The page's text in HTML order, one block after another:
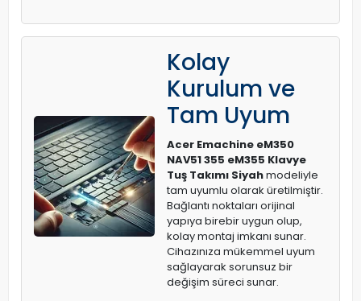
Kolay
Kurulum ve
Tam Uyum
Acer Emachine eM350
NAV51 355 eM355 Klavye
Tuş Takımı Siyahmodeliyle
tam uyumlu olarak üretilmiştir.
Bağlantı noktaları orijinal
yapıya birebir uygun olup,
kolay montaj imkanı sunar.
Cihazınıza mükemmel uyum
sağlayarak sorunsuz bir
değişim süreci sunar.